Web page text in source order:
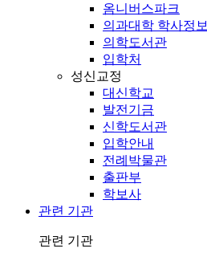
옴니버스파크
의과대학 학사정보
의학도서관
입학처
성신교정
대신학교
발전기금
신학도서관
입학안내
전례박물관
출판부
학보사
관련 기관
관련 기관